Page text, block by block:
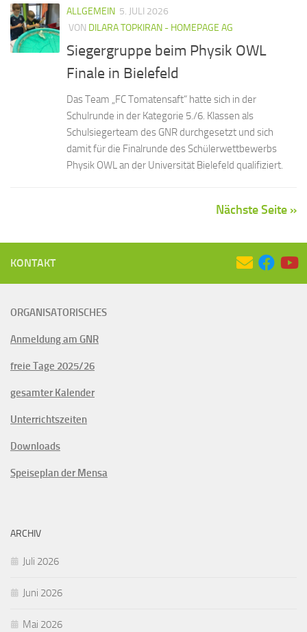
ALLGEMEIN 5. JULI 2026
VON DILARA TOPKIRAN - HOMEPAGE AG
Siegergruppe beim Physik OWL
Finale in Bielefeld
Das Team „FC Tomatensaft“ hatte sich in der
Schulrunde in der Kategorie 5./6. Klassen als
Schulsiegerteam des GNR durchgesetzt und sich
damit für die Finalrunde des Schülerwettbewerbs
Physik OWL an der Universität Bielefeld qualifiziert.
Nächste Seite »
KONTAKT
ORGANISATORISCHES
Anmeldung am GNR
freie Tage 2025/26
gesamter Kalender
Unterrichtszeiten
Downloads
Speiseplan der Mensa
ARCHIV
Juli 2026
Juni 2026
Mai 2026